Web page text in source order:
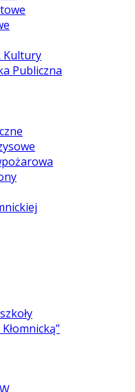
Kultury
Publiczna